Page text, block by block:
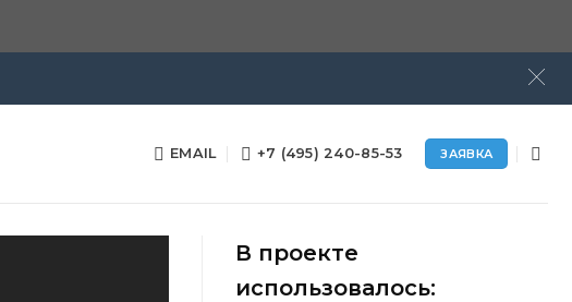
EMAIL +7 (495) 240-85-53 ЗАЯВКА
В проекте
использовалось: